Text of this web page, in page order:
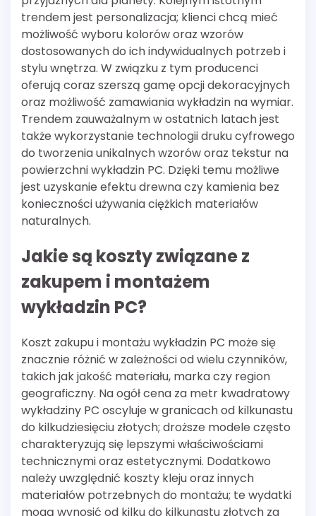
trendem jest personalizacja; klienci chcą mieć
możliwość wyboru kolorów oraz wzorów
dostosowanych do ich indywidualnych potrzeb i
stylu wnętrza. W związku z tym producenci
oferują coraz szerszą gamę opcji dekoracyjnych
oraz możliwość zamawiania wykładzin na wymiar.
Trendem zauważalnym w ostatnich latach jest
także wykorzystanie technologii druku cyfrowego
do tworzenia unikalnych wzorów oraz tekstur na
powierzchni wykładzin PC. Dzięki temu możliwe
jest uzyskanie efektu drewna czy kamienia bez
konieczności używania ciężkich materiałów
naturalnych.
Jakie są koszty związane z
zakupem i montażem
wykładzin PC?
Koszt zakupu i montażu wykładzin PC może się
znacznie różnić w zależności od wielu czynników,
takich jak jakość materiału, marka czy region
geograficzny. Na ogół cena za metr kwadratowy
wykładziny PC oscyluje w granicach od kilkunastu
do kilkudziesięciu złotych; droższe modele często
charakteryzują się lepszymi właściwościami
technicznymi oraz estetycznymi. Dodatkowo
należy uwzględnić koszty kleju oraz innych
materiałów potrzebnych do montażu; te wydatki
mogą wynosić od kilku do kilkunastu złotych za